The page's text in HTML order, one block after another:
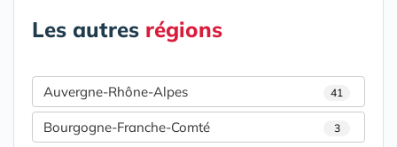
Les autres régions
Auvergne-Rhône-Alpes 41
Bourgogne-Franche-Comté 3